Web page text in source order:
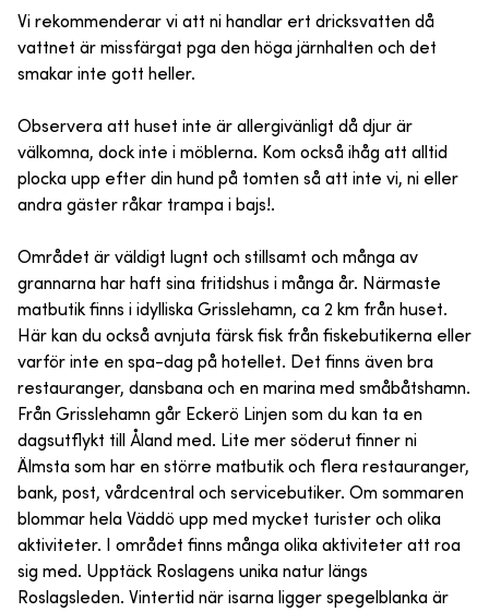
Vi rekommenderar vi att ni handlar ert dricksvatten då
vattnet är missfärgat pga den höga järnhalten och det
smakar inte gott heller.
Observera att huset inte är allergivänligt då djur är
välkomna, dock inte i möblerna. Kom också ihåg att alltid
plocka upp efter din hund på tomten så att inte vi, ni eller
andra gäster råkar trampa i bajs!.
Området är väldigt lugnt och stillsamt och många av
grannarna har haft sina fritidshus i många år. Närmaste
matbutik finns i idylliska Grisslehamn, ca 2 km från huset.
Här kan du också avnjuta färsk fisk från fiskebutikerna eller
varför inte en spa-dag på hotellet. Det finns även bra
restauranger, dansbana och en marina med småbåtshamn.
Från Grisslehamn går Eckerö Linjen som du kan ta en
dagsutflykt till Åland med. Lite mer söderut finner ni
Älmsta som har en större matbutik och flera restauranger,
bank, post, vårdcentral och servicebutiker. Om sommaren
blommar hela Väddö upp med mycket turister och olika
aktiviteter. I området finns många olika aktiviteter att roa
sig med. Upptäck Roslagens unika natur längs
Roslagsleden. Vintertid när isarna ligger spegelblanka är